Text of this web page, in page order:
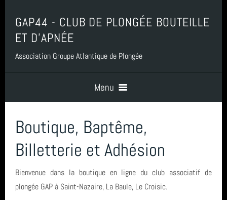
GAP44 - CLUB DE PLONGÉE BOUTEILLE
ET D'APNÉE
Association Groupe Atlantique de Plongée
Menu
Accueil
Contact
Boutique, Baptême, Billetterie et Adhésion
Boutique, Baptême,
Billetterie et Adhésion
Bienvenue dans la boutique en ligne du club associatif de
plongée GAP à Saint-Nazaire, La Baule, Le Croisic.